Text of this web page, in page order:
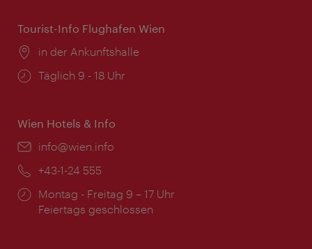
Tourist-Info Flughafen Wien
Ort:
in der Ankunftshalle
Öffnungszeiten:
Täglich 9 - 18 Uhr
Wien Hotels & Info
Email:
info@wien.info
Telefon:
+43-1-24 555
Öffnungszeiten:
Montag - Freitag 9 – 17 Uhr
Feiertags geschlossen